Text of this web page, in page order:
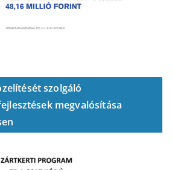
szolgáló
megvalósítása